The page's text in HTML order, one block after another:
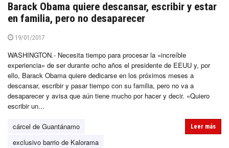
Barack Obama quiere descansar, escribir y estar
en familia, pero no desaparecer
19/01/2017
WASHINGTON.- Necesita tiempo para procesar la «increíble
experiencia» de ser durante ocho años el presidente de EEUU y, por
ello, Barack Obama quiere dedicarse en los próximos meses a
descansar, escribir y pasar tiempo con su familia, pero no va a
desaparecer y avisa que aún tiene mucho por hacer y decir. «Quiero
escribir un...
cárcel de Guantánamo
exclusivo barrio de Kalorama
Leer más